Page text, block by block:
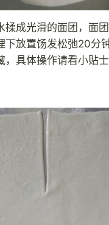
揉成光滑的面团，面
下放置饧发松弛20分
，具体操作请看小贴士